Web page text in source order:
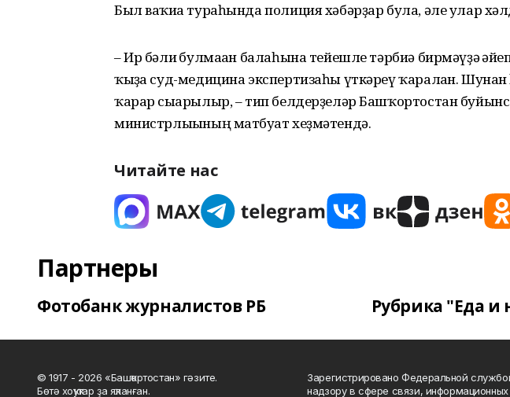
Был ваҡиға тураһында полиция хәбәрҙар була, әле улар
– Ир бәлиғ булмаған балаһына тейешле тәрбиә бирмәүҙә
ҡыҙға суд-медицина экспертизаһы үткәреү ҡаралған.
ҡарар сығарылыр, – тип белдерҙеләр Башҡортостан
министрлығының матбуғат хеҙмәтендә.
Читайте нас
Партнеры
Фотобанк журналистов РБ Рубрика "Еда и
© 1917 - 2026 «Башҡортостан» гәзите.
Бөтә хоҡуҡтар ҙа яҡланған.
Зарегистрировано Федеральной
надзору в сфере связи, информационных